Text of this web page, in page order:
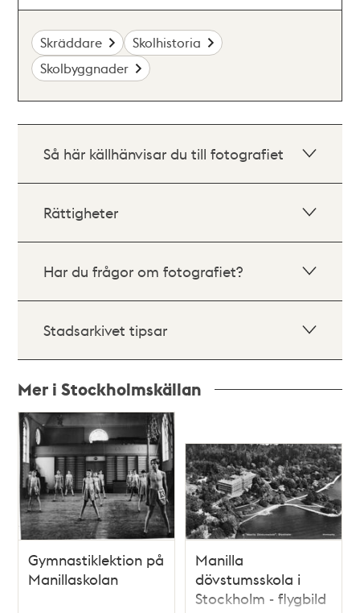
Skräddare
Skolhistoria
Skolbyggnader
Så här källhänvisar du till fotografiet
Rättigheter
Har du frågor om fotografiet?
Stadsarkivet tipsar
Mer i Stockholmskällan
Relaterade
poster
och
teman
Gymnastiklektion på
Manillaskolan
Manilla
dövstumsskola i
Stockholm - flygbild